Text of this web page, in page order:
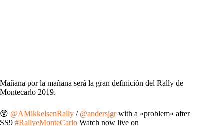
Mañana por la mañana será la gran definición del Rally de
Montecarlo 2019.
😵 @AMikkelsenRally / @andersjgrwith a «problem» after
SS9 #RallyeMonteCarlo Watch now live on